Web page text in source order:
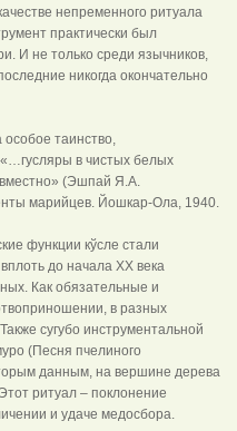
непременного ритуала
практически был
И не только среди язычников,
никогда окончательно
особое таинство,
в чистых белых
(Эшпай Я.А.
марийцев. Йошкар-Ола, 1940.
функции кўсле стали
до начала XX века
Как обязательные и
в разных
сугубо инструментальной
(Песня пчелиного
данным, на вершине дерева
ритуал – поклонение
и удаче медосбора.